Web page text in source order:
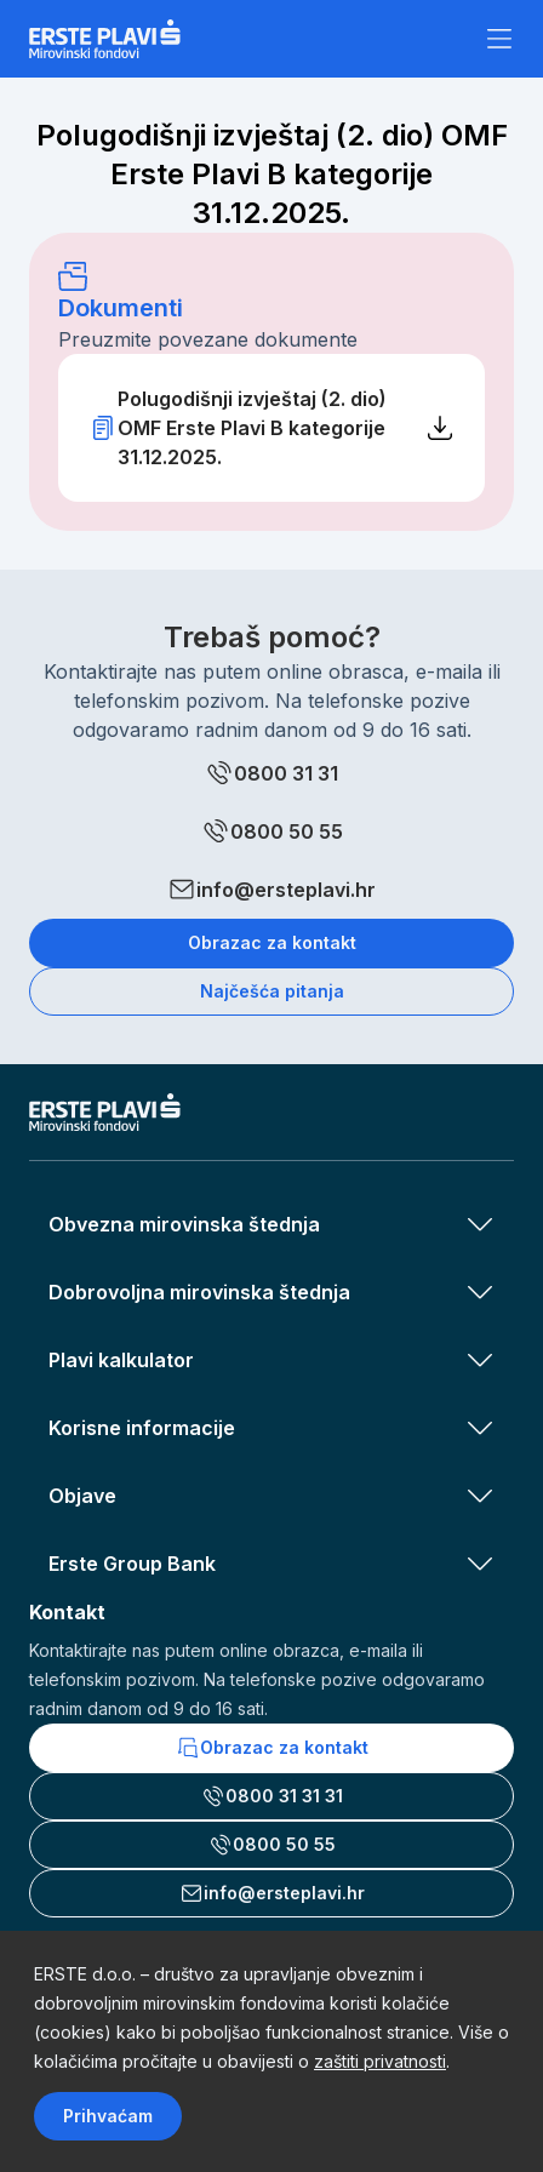
Polugodišnji izvještaj (2. dio) OMF
Erste Plavi B kategorije
31.12.2025.
Dokumenti
Preuzmite povezane dokumente
Polugodišnji izvještaj (2. dio)
OMF Erste Plavi B kategorije
31.12.2025.
Trebaš pomoć?
Kontaktirajte nas putem online obrasca, e-maila ili
telefonskim pozivom. Na telefonske pozive
odgovaramo radnim danom od 9 do 16 sati.
0800 31 31
0800 50 55
info@ersteplavi.hr
Obrazac za kontakt
Najčešća pitanja
Obvezna mirovinska štednja
Dobrovoljna mirovinska štednja
Plavi kalkulator
Korisne informacije
Objave
Erste Group Bank
Kontakt
Kontaktirajte nas putem online obrazca, e-maila ili
telefonskim pozivom. Na telefonske pozive odgovaramo
radnim danom od 9 do 16 sati.
Obrazac za kontakt
0800 31 31 31
0800 50 55
info@ersteplavi.hr
Uvjeti korištenja
Obavijest o zaštiti osobnih podataka
Mapa weba
Sva prava pridržana © 2002. - 2026. Erste Plavi Mirovinski fondovi
ERSTE d.o.o. – društvo za upravljanje obveznim i
dobrovoljnim mirovinskim fondovima koristi kolačiće
(cookies) kako bi poboljšao funkcionalnost stranice. Više o
kolačićima pročitajte u obavijesti o zaštiti privatnosti.
Prihvaćam